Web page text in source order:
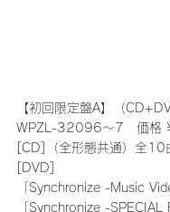
【初回限定盤A】（
WPZL-32096～7　価格
[CD]（全形態共通）全10
[DVD]
「Synchronize -Music
「Synchronize -SPECIAL